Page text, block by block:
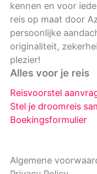
kennen en voor
reis op maat door
persoonlijke
originaliteit,
plezier!
Alles voor je reis
Reisvoorstel
Stel je droomreis
Boekingsformulier
Algemene